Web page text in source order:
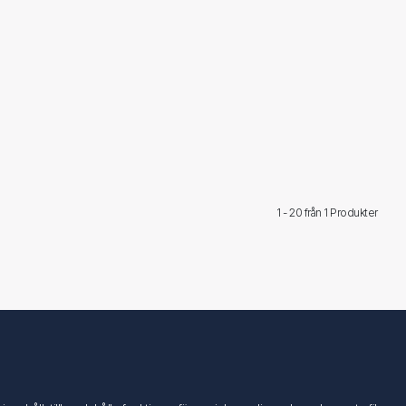
1 - 20 från 1 Produkter